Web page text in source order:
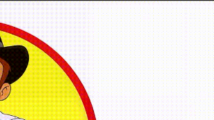
Congresso, Câmara
dos Deputados,
Assembleia
Legislativa,
Senado, São Paulo,
Rio de Janeiro,
Brasília, Nordeste,
Norte, Centro-
Oeste, Sul, Sudeste,
Gastronomia,